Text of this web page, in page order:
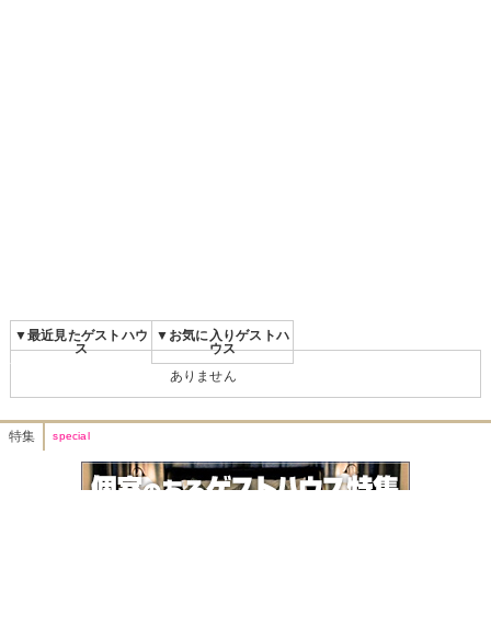
▼最近見たゲストハウ
ス
ありません
▼お気に入りゲストハ
ウス
特集 special